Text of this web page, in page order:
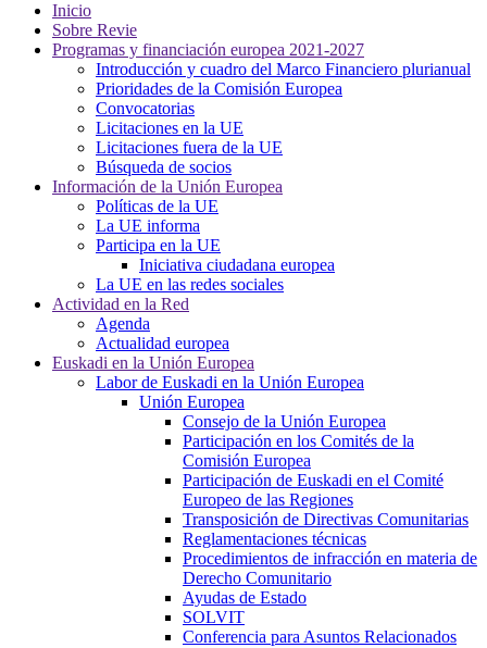
Inicio
Sobre Revie
Programas y financiación europea 2021-2027
Introducción y cuadro del Marco Financiero plurianual
Prioridades de la Comisión Europea
Convocatorias
Licitaciones en la UE
Licitaciones fuera de la UE
Búsqueda de socios
Información de la Unión Europea
Políticas de la UE
La UE informa
Participa en la UE
Iniciativa ciudadana europea
La UE en las redes sociales
Actividad en la Red
Agenda
Actualidad europea
Euskadi en la Unión Europea
Labor de Euskadi en la Unión Europea
Unión Europea
Consejo de la Unión Europea
Participación en los Comités de la
Comisión Europea
Participación de Euskadi en el Comité
Europeo de las Regiones
Transposición de Directivas Comunitarias
Reglamentaciones técnicas
Procedimientos de infracción en materia de
Derecho Comunitario
Ayudas de Estado
SOLVIT
Conferencia para Asuntos Relacionados